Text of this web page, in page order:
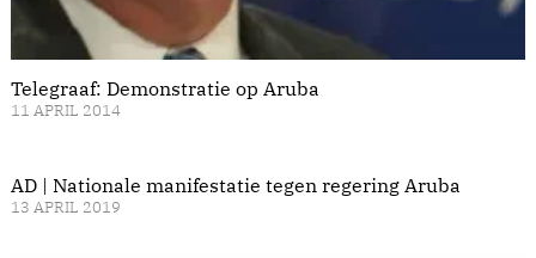
Telegraaf: Demonstratie op Aruba
11 APRIL 2014
AD | Nationale manifestatie tegen regering Aruba
13 APRIL 2019